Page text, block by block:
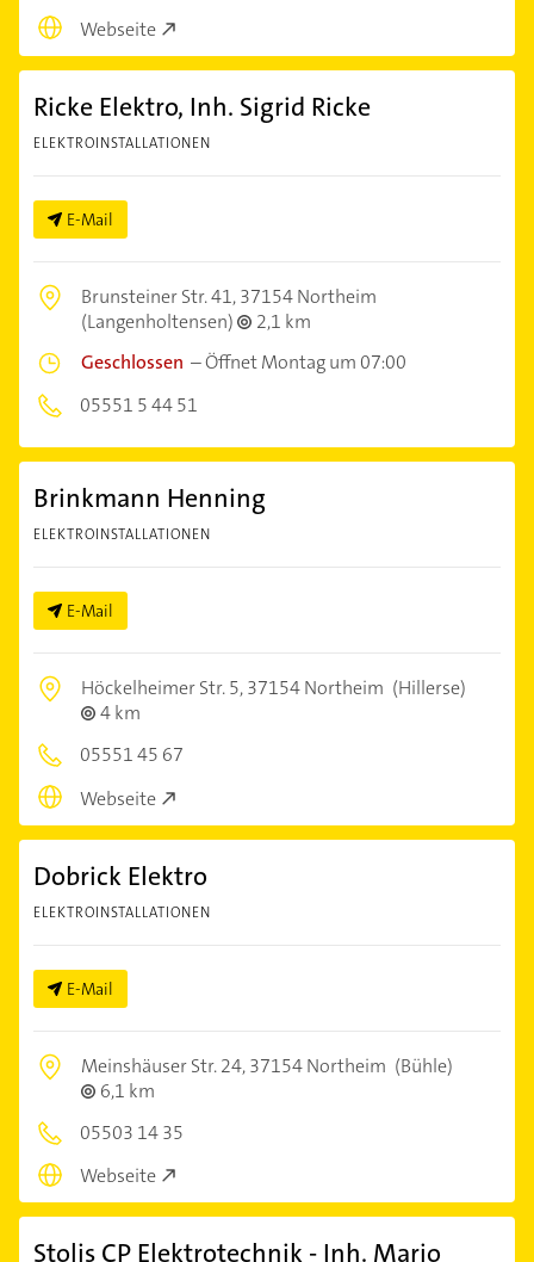
Webseite
Ricke Elektro, Inh. Sigrid Ricke
ELEKTROINSTALLATIONEN
E-Mail
Brunsteiner Str. 41,37154 Northeim
(Langenholtensen)
2,1 km
Geschlossen –Öffnet Montag um 07:00
05551 5 44 51
Brinkmann Henning
ELEKTROINSTALLATIONEN
E-Mail
Höckelheimer Str. 5,37154 Northeim (Hillerse)
4 km
05551 45 67
Webseite
Dobrick Elektro
ELEKTROINSTALLATIONEN
E-Mail
Meinshäuser Str. 24,37154 Northeim (Bühle)
6,1 km
05503 14 35
Webseite
Stolis CP Elektrotechnik - Inh. Mario